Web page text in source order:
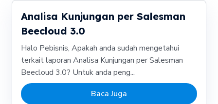
Analisa Kunjungan per Salesman
Beecloud 3.0
Halo Pebisnis, Apakah anda sudah mengetahui
terkait laporan Analisa Kunjungan per Salesman
Beecloud 3.0? Untuk anda peng...
Baca Juga